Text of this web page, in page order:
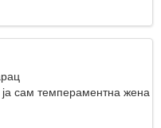
сам темпераментна жена